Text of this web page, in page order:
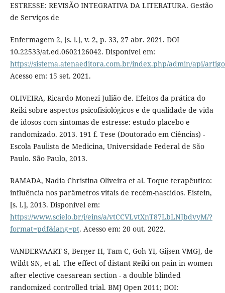
ESTRESSE: REVISÃO INTEGRATIVA DA LITERATURA. Gestão
de Serviços de
Enfermagem 2, [s. l.], v. 2, p. 33, 27 abr. 2021. DOI
10.22533/at.ed.0602126042. Disponível em:
https://sistema.atenaeditora.com.br/index.php/admin/api/
Acesso em: 15 set. 2021.
OLIVEIRA, Ricardo Monezi Julião de. Efeitos da prática do
Reiki sobre aspectos psicofisiológicos e de qualidade de vida
de idosos com sintomas de estresse: estudo placebo e
randomizado. 2013. 191 f. Tese (Doutorado em Ciências) -
Escola Paulista de Medicina, Universidade Federal de São
Paulo. São Paulo, 2013.
RAMADA, Nadia Christina Oliveira et al. Toque terapêutico:
influência nos parâmetros vitais de recém-nascidos. Eistein,
[s. l.], 2013. Disponível em:
https://www.scielo.br/j/eins/a/vtCCVLvtXnT87LbLNJbdvyM/?
format=pdf&lang=pt. Acesso em: 20 out. 2022.
VANDERVAART S, Berger H, Tam C, Goh YI, Gijsen VMGJ, de
Wildt SN, et al. The effect of distant Reiki on pain in women
after elective caesarean section - a double blinded
randomized controlled trial. BMJ Open 2011; DOI: